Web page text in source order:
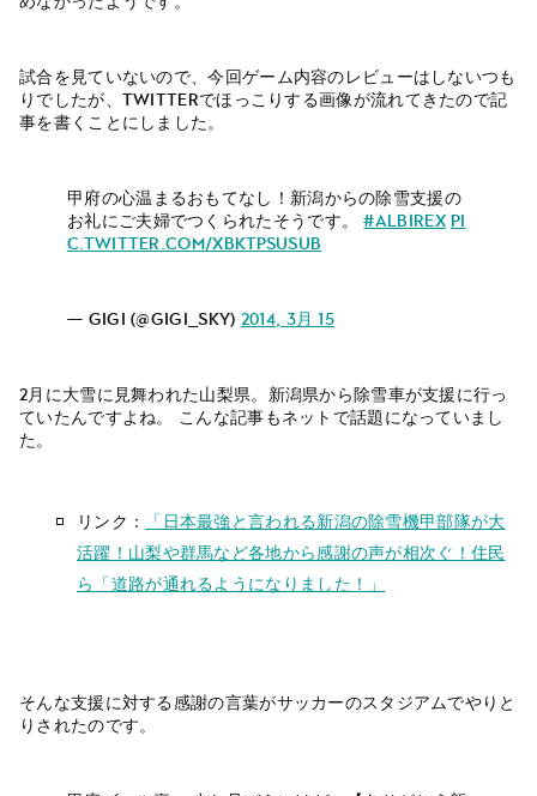
試合を見ていないので、今回ゲーム内容のレビューはしないつも
りでしたが、twitterでほっこりする画像が流れてきたので記
事を書くことにしました。
甲府の心温まるおもてなし！新潟からの除雪支援の
お礼にご夫婦でつくられたそうです。#albirex pi
c.twitter.com/XBktpSuSuB
— gigi (@gigi_sky) 2014, 3月 15
2月に大雪に見舞われた山梨県。新潟県から除雪車が支援に行っ
ていたんですよね。 こんな記事もネットで話題になっていまし
た。
リンク：
「日本最強と言われる新潟の除雪機甲部隊が大
活躍！山梨や群馬など各地から感謝の声が相次ぐ！住民
ら「道路が通れるようになりました！」
そんな支援に対する感謝の言葉がサッカーのスタジアムでやりと
りされたのです。